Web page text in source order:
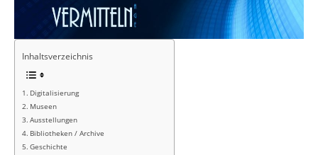
Inhaltsverzeichnis
Digitalisierung
Museen
Ausstellungen
Bibliotheken / Archive
Geschichte